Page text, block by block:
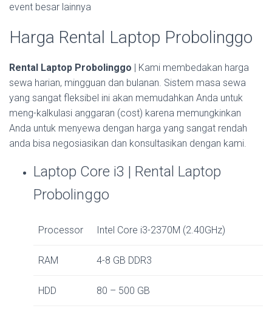
event besar lainnya
Harga Rental Laptop Probolinggo
Rental Laptop Probolinggo | Kami membedakan harga
sewa harian, mingguan dan bulanan. Sistem masa sewa
yang sangat fleksibel ini akan memudahkan Anda untuk
meng-kalkulasi anggaran (cost) karena memungkinkan
Anda untuk menyewa dengan harga yang sangat rendah
anda bisa negosiasikan dan konsultasikan dengan kami.
Laptop Core i3 | Rental Laptop
Probolinggo
Processor Intel Core i3-2370M (2.40GHz)
RAM 4-8 GB DDR3
HDD 80 – 500 GB